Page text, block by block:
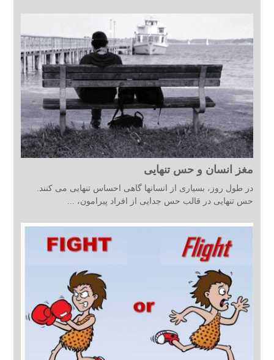
مغز انسان و حس تنهایی
در طول روز، بسیاری از انسانها گاهی احساس تنهایی می کنند.
حس تنهایی در قالب حس جدایی از افراد پیرامون، ...